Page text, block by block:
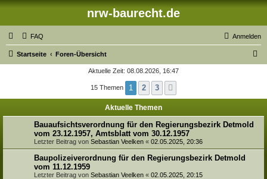
nrw-baurecht.de
FAQ Anmelden
Startseite Foren-Übersicht
Aktuelle Zeit: 08.08.2026, 16:47
15 Themen 1 2 3
Aktuelle Themen
Bauaufsichtsverordnung für den Regierungsbezirk Detmold
vom 23.12.1957, Amtsblatt vom 30.12.1957
Letzter Beitrag von Sebastian Veelken « 02.05.2025, 20:36
Baupolizeiverordnung für den Regierungsbezirk Detmold
vom 11.12.1959
Letzter Beitrag von Sebastian Veelken « 02.05.2025, 20:15